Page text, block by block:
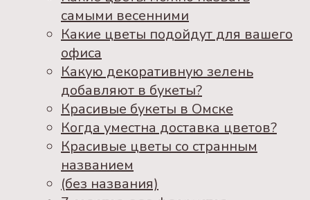
самыми весенними
Какие цветы подойдут для вашего
офиса
Какую декоративную зелень
добавляют в букеты?
Красивые букеты в Омске
Когда уместна доставка цветов?
Красивые цветы со странным
названием
(без названия)